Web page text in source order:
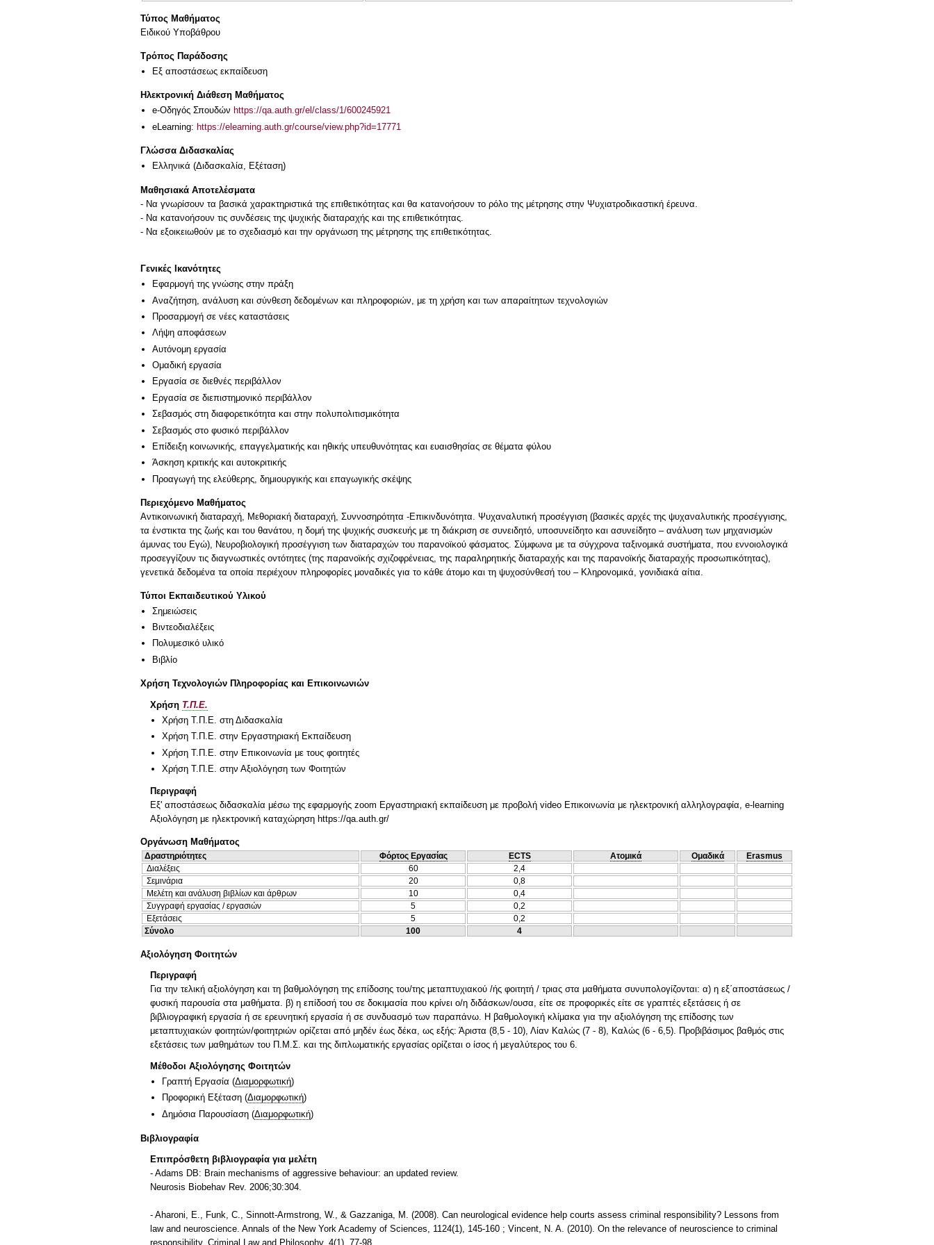
Τύπος Μαθήματος
Ειδικού Υποβάθρου
Τρόπος Παράδοσης
Eξ απoστάσεως εκπαίδευση
Ηλεκτρονική Διάθεση Μαθήματος
e-Οδηγός Σπουδών https://qa.auth.gr/el/class/1/600245921
eLearning: https://elearning.auth.gr/course/view.php?id=17771
Γλώσσα Διδασκαλίας
Ελληνικά (Διδασκαλία, Εξέταση)
Μαθησιακά Αποτελέσματα
- Να γνωρίσουν τα βασικά χαρακτηριστικά της επιθετικότητας και θα κατανοήσουν το ρόλο της μέτρησης στην Ψυχιατροδικαστική έρευνα.
- Να κατανοήσουν τις συνδέσεις της ψυχικής διαταραχής και της επιθετικότητας.
- Να εξοικειωθούν με το σχεδιασμό και την οργάνωση της μέτρησης της επιθετικότητας.
Γενικές Ικανότητες
Εφαρμογή της γνώσης στην πράξη
Αναζήτηση, ανάλυση και σύνθεση δεδομένων και πληροφοριών, με τη χρήση και των απαραίτητων τεχνολογιών
Προσαρμογή σε νέες καταστάσεις
Λήψη αποφάσεων
Αυτόνομη εργασία
Ομαδική εργασία
Εργασία σε διεθνές περιβάλλον
Εργασία σε διεπιστημονικό περιβάλλον
Σεβασμός στη διαφορετικότητα και στην πολυπολιτισμικότητα
Σεβασμός στο φυσικό περιβάλλον
Επίδειξη κοινωνικής, επαγγελματικής και ηθικής υπευθυνότητας και ευαισθησίας σε θέματα φύλου
Άσκηση κριτικής και αυτοκριτικής
Προαγωγή της ελεύθερης, δημιουργικής και επαγωγικής σκέψης
Περιεχόμενο Μαθήματος
Αντικοινωνική διαταραχή, Μεθοριακή διαταραχή, Συννοσηρότητα -Επικινδυνότητα. Ψυχαναλυτική προσέγγιση (βασικές αρχές της ψυχαναλυτικής προσέγγισης,
τα ένστικτα της ζωής και του θανάτου, η δομή της ψυχικής συσκευής με τη διάκριση σε συνειδητό, υποσυνείδητο και ασυνείδητο – ανάλυση των μηχανισμών
άμυνας του Εγώ), Νευροβιολογική προσέγγιση των διαταραχών του παρανοϊκού φάσματος. Σύμφωνα με τα σύγχρονα ταξινομικά συστήματα, που εννοιολογικά
προσεγγίζουν τις διαγνωστικές οντότητες (της παρανοϊκής σχιζοφρένειας, της παραληρητικής διαταραχής και της παρανοϊκής διαταραχής προσωπικότητας),
γενετικά δεδομένα τα οποία περιέχουν πληροφορίες μοναδικές για το κάθε άτομο και τη ψυχοσύνθεσή του – Κληρονομικά, γονιδιακά αίτια.
Τύποι Εκπαιδευτικού Υλικού
Σημειώσεις
Βιντεοδιαλέξεις
Πολυμεσικό υλικό
Βιβλίο
Χρήση Τεχνολογιών Πληροφορίας και Επικοινωνιών
Χρήση Τ.Π.Ε.
Χρήση Τ.Π.Ε. στη Διδασκαλία
Χρήση Τ.Π.Ε. στην Εργαστηριακή Εκπαίδευση
Χρήση Τ.Π.Ε. στην Επικοινωνία με τους φοιτητές
Χρήση Τ.Π.Ε. στην Αξιολόγηση των Φοιτητών
Περιγραφή
Εξ' αποστάσεως διδασκαλία μέσω της εφαρμογής zoom Εργαστηριακή εκπαίδευση με προβολή video Επικοινωνία με ηλεκτρονική αλληλογραφία, e-learning
Αξιολόγηση με ηλεκτρονική καταχώρηση https://qa.auth.gr/
Οργάνωση Μαθήματος
Δραστηριότητες Φόρτος Εργασίας ECTS Ατομικά Ομαδικά
Erasmus
Διαλέξεις
60
2,4
Σεμινάρια
20
0,8
Μελέτη και ανάλυση βιβλίων και άρθρων
10
0,4
Συγγραφή εργασίας / εργασιών
5
0,2
Εξετάσεις
5
0,2
Σύνολο
100 4
Αξιολόγηση Φοιτητών
Περιγραφή
Για την τελική αξιολόγηση και τη βαθμολόγηση της επίδοσης του/της μεταπτυχιακού /ής φοιτητή / τριας στα μαθήματα συνυπολογίζονται: α) η εξ΄αποστάσεως /
φυσική παρουσία στα μαθήματα. β) η επίδοσή του σε δοκιμασία που κρίνει ο/η διδάσκων/ουσα, είτε σε προφορικές είτε σε γραπτές εξετάσεις ή σε
βιβλιογραφική εργασία ή σε ερευνητική εργασία ή σε συνδυασμό των παραπάνω. Η βαθμολογική κλίμακα για την αξιολόγηση της επίδοσης των
μεταπτυχιακών φοιτητών/φοιτητριών ορίζεται από μηδέν έως δέκα, ως εξής: Άριστα (8,5 ‐ 10), Λίαν Καλώς (7 ‐ 8), Καλώς (6 ‐ 6,5). Προβιβάσιμος βαθμός στις
εξετάσεις των μαθημάτων του Π.Μ.Σ. και της διπλωματικής εργασίας ορίζεται ο ίσος ή μεγαλύτερος του 6.
Μέθοδοι Αξιολόγησης Φοιτητών
Γραπτή Εργασία (Διαμορφωτική)
Προφορική Εξέταση (Διαμορφωτική)
Δημόσια Παρουσίαση (Διαμορφωτική)
Βιβλιογραφία
Επιπρόσθετη βιβλιογραφία για μελέτη
- Adams DB: Brain mechanisms of aggressive behaviour: an updated review.
Neurosis Biobehav Rev. 2006;30:304.
- Aharoni, E., Funk, C., Sinnott‐Armstrong, W., & Gazzaniga, M. (2008). Can neurological evidence help courts assess criminal responsibility? Lessons from
law and neuroscience. Annals of the New York Academy of Sciences, 1124(1), 145-160 ; Vincent, N. A. (2010). On the relevance of neuroscience to criminal
responsibility. Criminal Law and Philosophy, 4(1), 77-98.